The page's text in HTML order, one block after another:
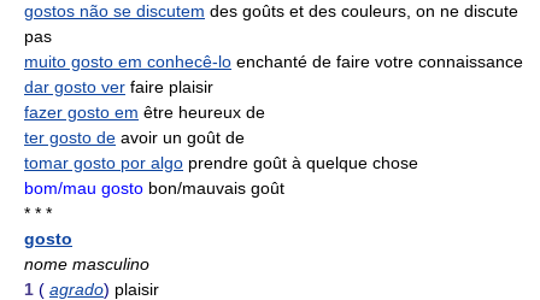
gostos não se discutem des goûts et des couleurs, on ne discute
pas
muito gosto em conhecê-lo enchanté de faire votre connaissance
dar gosto ver faire plaisir
fazer gosto em être heureux de
ter gosto de avoir un goût de
tomar gosto por algo prendre goût à quelque chose
bom/mau gosto bon/mauvais goût
* * *
gosto
nome masculino
1 ( agrado) plaisir